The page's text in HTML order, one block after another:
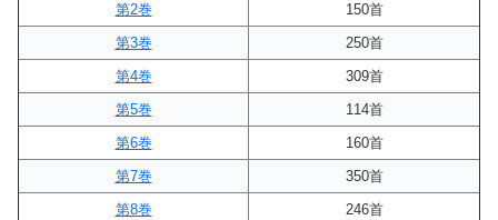
第2巻
150首
第3巻
250首
第4巻
309首
第5巻
114首
第6巻
160首
第7巻
350首
第8巻
246首